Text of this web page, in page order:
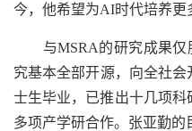
今，他希望为AI时代培养更
与MSRA的研究成果仅
究基本全部开源，向全社会
士生毕业，已推出十几项
多项产学研合作。张亚勤的